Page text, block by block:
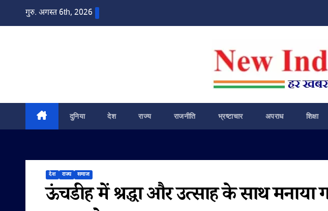
गुरु. अगस्त 6th, 2026
दुनिया देश राज्य राजनीति भ्रष्टाचार अपराध शिक्षा
देश राज्य समाज
ऊंचडीह में श्रद्धा और उत्साह के साथ मनाया